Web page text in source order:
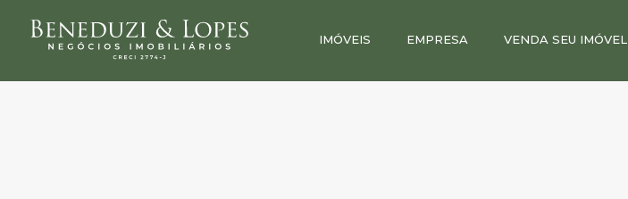
IMÓVEIS EMPRESA VENDA SEU IMÓVEL